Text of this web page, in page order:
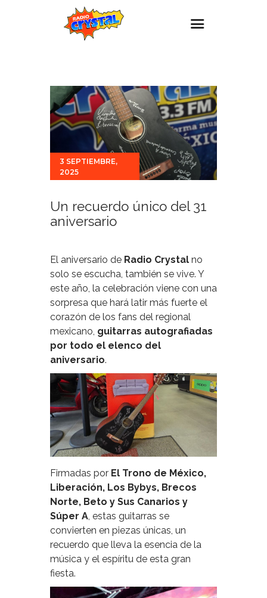
Estaciones
Eventos
Promociones
Noticias
Para ti
3 SEPTIEMBRE,
2025
Un recuerdo único del 31
aniversario
El aniversario de Radio Crystal no
solo se escucha, también se vive. Y
este año, la celebración viene con una
sorpresa que hará latir más fuerte el
corazón de los fans del regional
mexicano, guitarras autografiadas
por todo el elenco del
aniversario.
Firmadas por El Trono de México,
Liberación, Los Bybys, Brecos
Norte, Beto y Sus Canarios y
Súper A , estas guitarras se
convierten en piezas únicas, un
recuerdo que lleva la esencia de la
música y el espíritu de esta gran
fiesta.